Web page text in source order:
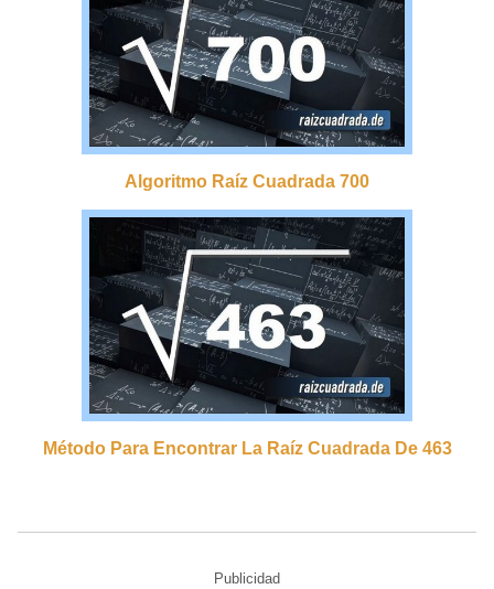
Algoritmo Raíz Cuadrada 700
Método Para Encontrar La Raíz Cuadrada De 463
Publicidad